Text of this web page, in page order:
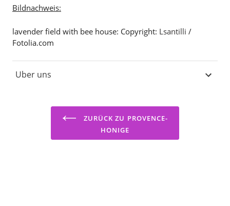
Bildnachweis:
lavender field with bee house: Copyright: Lsantilli /
Fotolia.com
Uber uns
ZURÜCK ZU PROVENCE-
HONIGE